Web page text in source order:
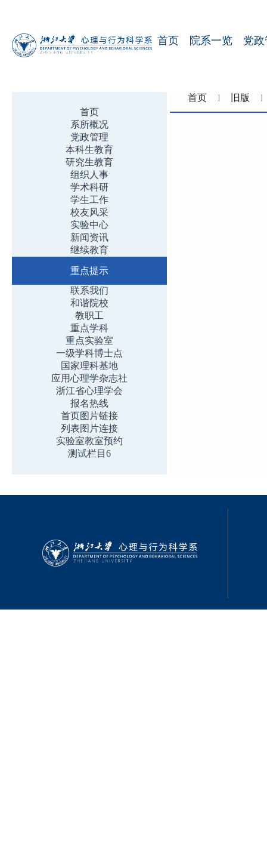
首页 院系一览 党
首页
系所概况
党政管理
本科生教育
研究生教育
组织人事
学术科研
学生工作
校友风采
实验中心
新闻资讯
继续教育
重点提示
联系我们
和谐院校
教职工
重点学科
重点实验室
一级学科博士点
国家理科基地
应用心理学杂志社
浙江省心理学会
报名热线
首页图片链接
列表图片连接
实验室教室预约
测试栏目6
首页 旧版